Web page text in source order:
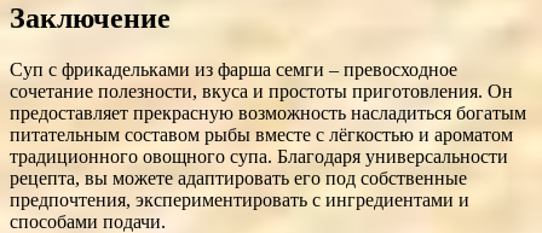
Заключение
Суп с фрикадельками из фарша семги – превосходное
сочетание полезности, вкуса и простоты приготовления. Он
предоставляет прекрасную возможность насладиться богатым
питательным составом рыбы вместе с лёгкостью и ароматом
традиционного овощного супа. Благодаря универсальности
рецепта, вы можете адаптировать его под собственные
предпочтения, экспериментировать с ингредиентами и
способами подачи.